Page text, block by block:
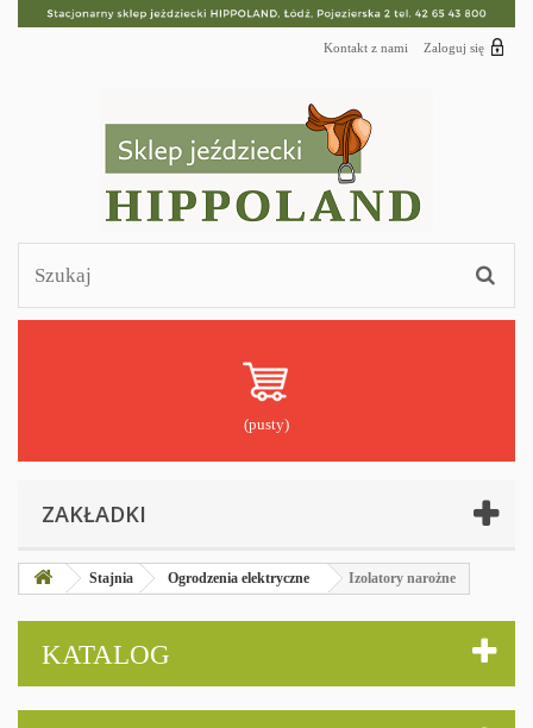
Zaloguj się
Kontakt z nami
(pusty)
ZAKŁADKI
Stajnia Ogrodzenia elektryczne Izolatory narożne
KATALOG